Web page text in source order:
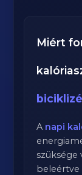
Miért
A napi
szüksége
beleértve